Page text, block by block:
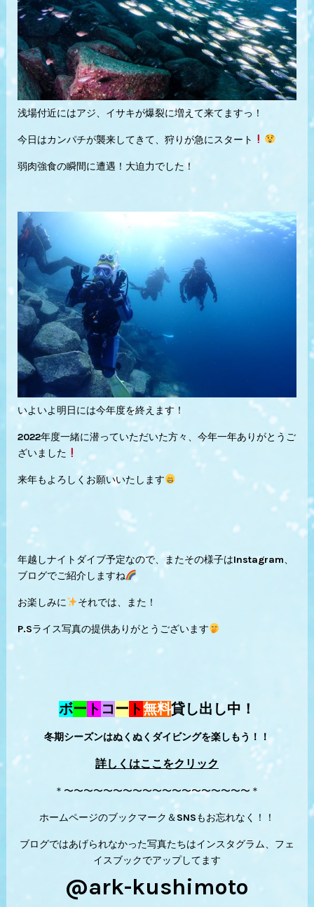
浅場付近にはアジ、イサキが爆裂に増えて来てますっ！
今日はカンパチが襲来してきて、狩りが急にスタート
弱肉強食の瞬間に遭遇！大迫力でした！
いよいよ明日には今年度を終えます！
2022年度一緒に潜っていただいた方々、今年一年ありがとうご
ざいました
来年もよろしくお願いいたします
年越しナイトダイブ予定なので、またその様子はInstagram、
ブログでご紹介しますね
お楽しみに それでは、また！
P.Sライス写真の提供ありがとうございます
ボー ト コー ト無料貸し出し中！
冬期シーズンはぬくぬくダイビングを楽しもう！！
詳しくはここをクリック
＊〜〜〜〜〜〜〜〜〜〜〜〜〜〜〜〜〜〜〜＊
ホームページのブックマーク＆SNSもお忘れなく！！
ブログではあげられなかった写真たちはインスタグラム、フェ
イスブックでアップしてます
@ark-kushimoto